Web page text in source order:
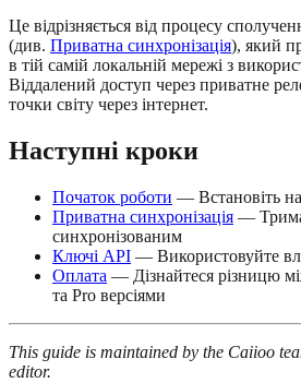
Це відрізняється від процесу
(див. Приватна синхронізація), який
в тій самій локальній мережі з
Віддалений доступ через приватне
точки світу через інтернет.
Наступні кроки
Початок роботи — Встановіть
Приватна синхронізація —
синхронізованим
Ключі API — Використовуйте
Оплата — Дізнайтеся
та Pro версіями
This guide is maintained by the Caiioo
editor.